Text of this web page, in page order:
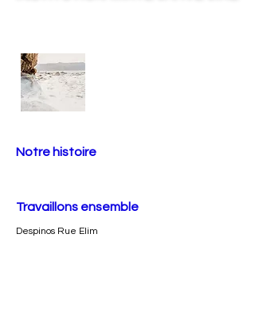
Notre histoire
Travaillons ensemble
Despinos Rue Elim